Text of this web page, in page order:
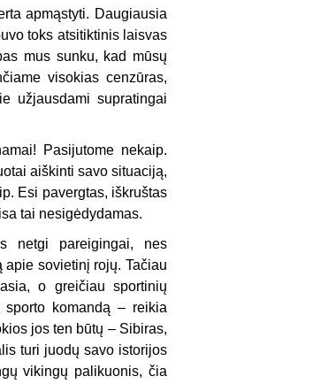
apmąstyti. Daugiausia
toks atsitiktinis laisvas
mus sunku, kad mūsų
visokias cenzūras,
užjausdami supratingai
Pasijutome nekaip.
aiškinti savo situaciją,
Esi pavergtas, iškruštas
tai nesigėdydamas.
netgi pareigingai, nes
sovietinį rojų. Tačiau
o greičiau sportinių
komandą – reikia
jos ten būtų – Sibiras,
turi juodų savo istorijos
vikingų palikuonis, čia